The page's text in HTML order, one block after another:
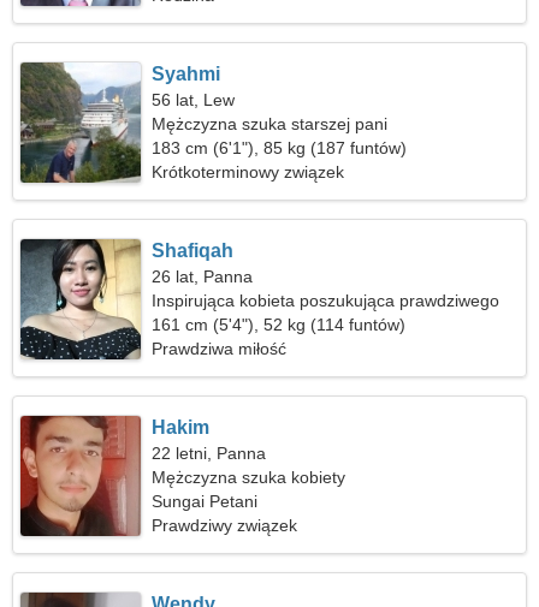
Syahmi
56 lat, Lew
Mężczyzna szuka starszej pani
183 cm (6'1"), 85 kg (187 funtów)
Krótkoterminowy związek
Shafiqah
26 lat, Panna
Inspirująca kobieta poszukująca prawdziwego
związku
161 cm (5'4"), 52 kg (114 funtów)
Prawdziwa miłość
Hakim
22 letni, Panna
Mężczyzna szuka kobiety
Sungai Petani
Prawdziwy związek